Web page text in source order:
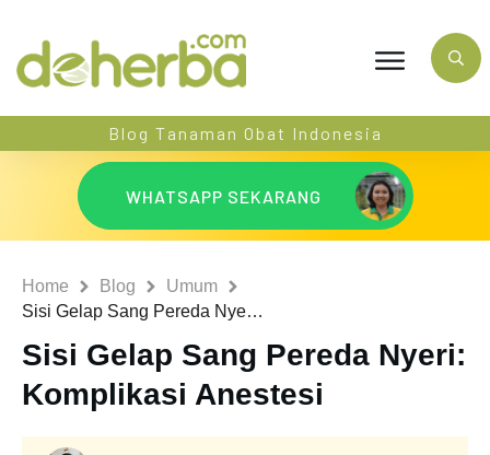
Blog Tanaman Obat Indonesia
WHATSAPP SEKARANG
Home Blog
Umum
Sisi Gelap Sang Pereda Nyeri: Komplikasi Anestesi
Sisi Gelap Sang Pereda Nyeri:
Komplikasi Anestesi